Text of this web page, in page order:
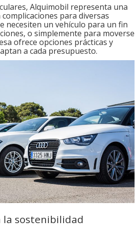
Alquimobil representa una
para diversas
necesiten un vehículo para un fin
o simplemente para moverse
ofrece opciones prácticas y
a cada presupuesto.
la sostenibilidad